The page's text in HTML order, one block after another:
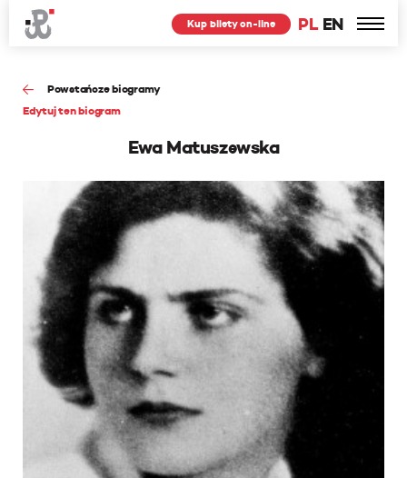
PL EN
Kup bilety on-line
Powstańcze biogramy
Edytuj ten biogram
Ewa Matuszewska